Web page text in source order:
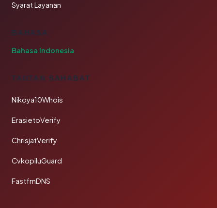
Syarat Layanan
BAHASA
Bahasa Indonesia
TAUTAN SAHABAT
Nikoya10Whois
ErasietoVerify
ChrisjatVerify
CvkopiluGuard
FastfmDNS